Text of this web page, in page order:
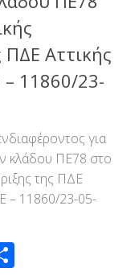
ΠΔΕ Αττικής
11860/23-
για
κλάδου ΠΕ78 στο
της ΠΔΕ
– 11860/23-05-